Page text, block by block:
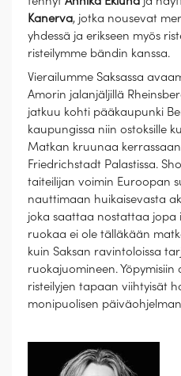
Kanerva, jotka nousevat
yhdessä ja erikseen myös
risteilymme bändin kanssa.
Vierailumme Saksassa
Amorin jalanjäljillä
jatkuu kohti pääkaupunki
kaupungissa niin ostoksille
Matkan kruunaa
Friedrichstadt Palastissa.
taiteilijan voimin Euroopan
nauttimaan huikaisevasta
joka saattaa nostattaa jopa
ruokaa ei ole tälläkään
kuin Saksan ravintoloissa
ruokajuomineen.
risteilyjen tapaan viihtyisät
monipuolisen